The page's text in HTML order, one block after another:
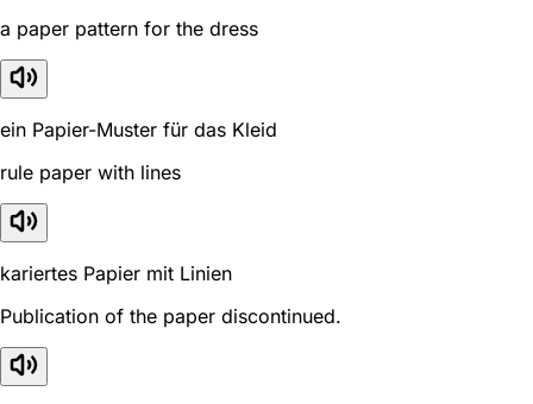
a paper pattern for the dress
ein Papier-Muster für das Kleid
rule paper with lines
kariertes Papier mit Linien
Publication of the paper discontinued.